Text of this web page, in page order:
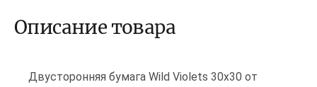
Описание товара
Двусторонняя бумага Wild Violets 30х30 от